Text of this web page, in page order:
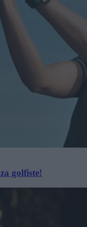
golfiste!